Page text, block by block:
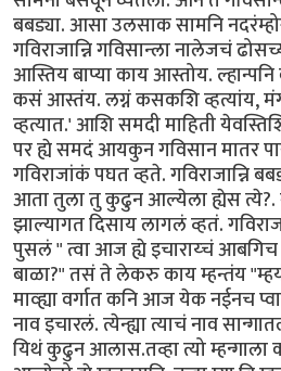
बबड्या. आसा उलसाक सामनि
गविराजान्नि गविसान्ला नालेजचं
आस्तिय बाप्या काय आस्तोय.
कसं आस्तंय. लग्नं कसकशि व्हत्यांय,
व्हत्यात.' आशि समदी माहिती
पर ह्ये समदं आयकुन गविसान मातर
गविराजांकं पघत व्हते. गविराजान्नि
आता तुला तु कुढुन आल्येला ह्येस
झाल्यागत दिसाय लागलं व्हतं.
पुसलं " त्वा आज ह्ये इचाराय्चं
बाळा?" तसं ते लेकरु काय म्हन्तंय
माव्ह्या वर्गात कनि आज येक नईनच
नाव इचारलं. त्येन्ह्या त्याचं नाव
यिथं कुढुन आलास.तव्हा त्यो म्हन्गाला